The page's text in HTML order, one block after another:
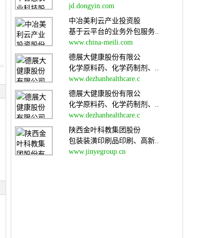
jd.dongyin.com
中冶美利云产业投资股
基于云平台的业务外包服务..
www.china-meili.com
德展大健康股份有限公
化学原料药、化学药制剂、..
www.dezhanhealthcare.c
德展大健康股份有限公
化学原料药、化学药制剂、..
www.dezhanhealthcare.c
陕西金叶科教集团股份
包装装潢印刷品印刷、高新..
www.jinyegroup.cn